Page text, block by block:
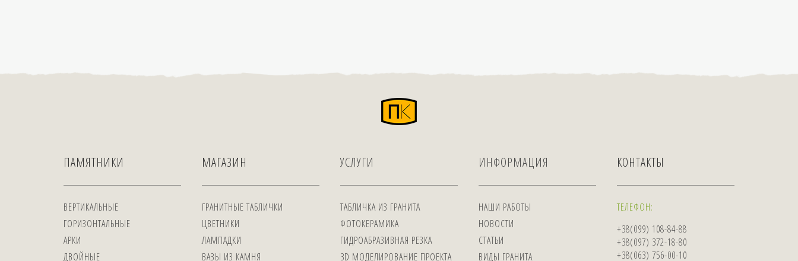
ПАМЯТНИКИ
ВЕРТИКАЛЬНЫЕ
ГОРИЗОНТАЛЬНЫЕ
АРКИ
ДВОЙНЫЕ
МАГАЗИН
ГРАНИТНЫЕ ТАБЛИЧКИ
ЦВЕТНИКИ
ЛАМПАДКИ
ВАЗЫ ИЗ КАМНЯ
УСЛУГИ
ТАБЛИЧКА ИЗ ГРАНИТА
ФОТОКЕРАМИКА
ГИДРОАБРАЗИВНАЯ РЕЗКА
3D МОДЕЛИРОВАНИЕ ПРОЕКТА
ИНФОРМАЦИЯ
НАШИ РАБОТЫ
НОВОСТИ
СТАТЬИ
ВИДЫ ГРАНИТА
КОНТАКТЫ
ТЕЛЕФОН:
+38(099) 108-84-88
+38(097) 372-18-80
+38(063) 756-00-10